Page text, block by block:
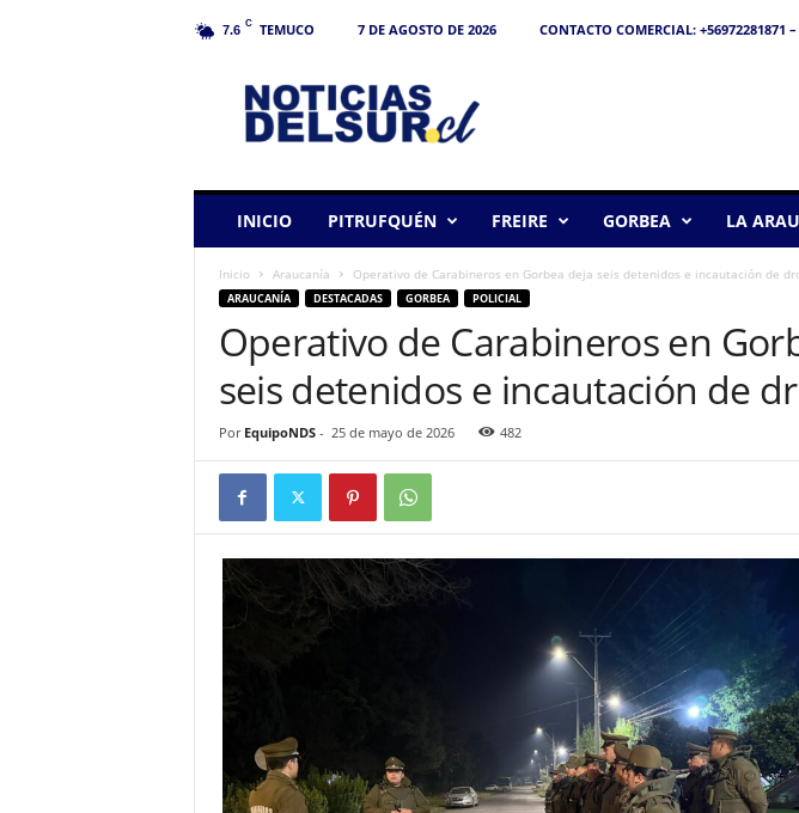
7.6 C TEMUCO 7 DE AGOSTO DE 2026 CONTACTO COMERCIAL: +56972281871
INICIO PITRUFQUÉN FREIRE GORBEA LA
Inicio Araucanía Operativo de Carabineros en Gorbea deja seis detenidos e incautación de
ARAUCANÍA DESTACADAS GORBEA POLICIAL
Operativo de Carabineros en
seis detenidos e incautación de
Por EquipoNDS- 25 de mayo de 2026 482